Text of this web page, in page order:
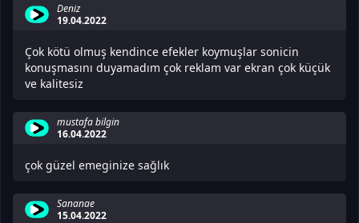
Deniz
19.04.2022
Çok kötü olmuş kendince efekler koymuşlar sonicin
konuşmasını duyamadım çok reklam var ekran çok küçük
ve kalitesiz
mustafa bilgin
16.04.2022
çok güzel emeginize sağlık
Sananae
15.04.2022